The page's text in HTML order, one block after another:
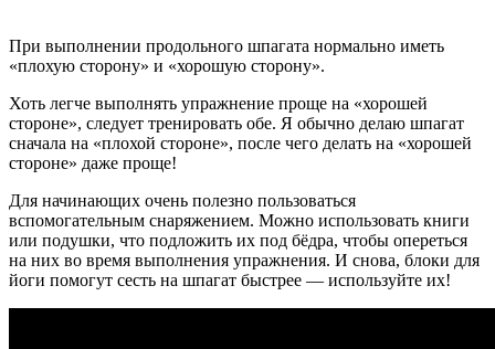
При выполнении продольного шпагата нормально иметь
«плохую сторону» и «хорошую сторону».
Хоть легче выполнять упражнение проще на «хорошей
стороне», следует тренировать обе. Я обычно делаю шпагат
сначала на «плохой стороне», после чего делать на «хорошей
стороне» даже проще!
Для начинающих очень полезно пользоваться
вспомогательным снаряжением. Можно использовать книги
или подушки, что подложить их под бёдра, чтобы опереться
на них во время выполнения упражнения. И снова, блоки для
йоги помогут сесть на шпагат быстрее — используйте их!